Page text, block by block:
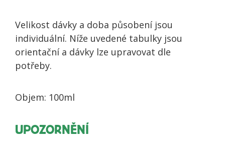
Velikost dávky a doba působení jsou
individuální. Níže uvedené tabulky jsou
orientační a dávky lze upravovat dle
potřeby.
Objem: 100ml
UPOZORNĚNÍ